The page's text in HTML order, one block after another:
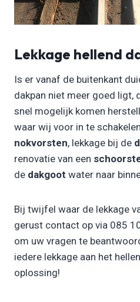
Lekkage hellend
Is er vanaf de buitenkant
dakpan niet meer goed ligt,
snel mogelijk komen
waar wij voor in te
nokvorsten, lekkage bij de
renovatie van een
de dakgoot water naar
Bij twijfel waar de lekkage
gerust contact op via 085
om uw vragen te
iedere lekkage aan het
oplossing!